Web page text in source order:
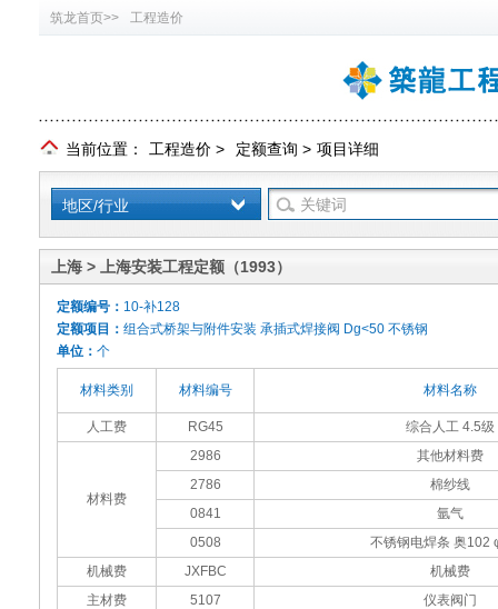
筑龙首页>> 工程造价
当前位置： 工程造价 > 定额查询 > 项目详细
地区/行业
上海 > 上海安装工程定额（1993）
定额编号： 10-补128
定额项目： 组合式桥架与附件安装 承插式焊接阀 Dg<50 不锈钢
单位： 个
材料类别 材料编号 材料名称
人工费 RG45 综合人工 4.5级
材料费
2986
其他材料费
2786
棉纱线
0841
氩气
0508
不锈钢电焊条 奥102
机械费
JXFBC
机械费
主材费
5107 仪表阀门